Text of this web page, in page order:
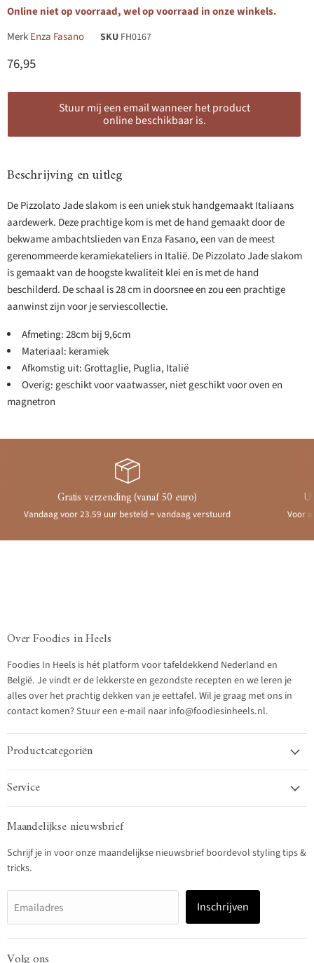
Online niet op voorraad, wel op voorraad in onze winkels.
MerkEnza Fasano SKU FH0167
Huidige prijs
76,95
Stuur mij een email wanneer het product
online beschikbaar is.
Beschrijving en uitleg
De Pizzolato Jade slakom is een uniek stuk handgemaakt Italiaans
aardewerk. Deze prachtige kom is met de hand gemaakt door de
bekwame ambachtslieden van Enza Fasano, een van de meest
gerenommeerde keramiekateliers in Italië. De Pizzolato Jade slakom
is gemaakt van de hoogste kwaliteit klei en is met de hand
beschilderd. De schaal is 28 cm in doorsnee en zou een prachtige
aanwinst zijn voor je serviescollectie.
Afmeting: 28cm bij 9,6cm
Materiaal: keramiek
Afkomstig uit: Grottaglie, Puglia, Italië
Overig: geschikt voor vaatwasser, niet geschikt voor oven en
magnetron
Gratis verzending (vanaf 50 euro)
Vandaag voor 23.59 uur besteld = vandaag verstuurd Voor
Over Foodies in Heels
Foodies In Heels is hét platform voor tafeldekkend Nederland en
België. Je vindt er de lekkerste en gezondste recepten en we leren je
alles over het prachtig dekken van je eettafel. Wil je graag met ons in
contact komen? Stuur een e-mail naar info@foodiesinheels.nl.
Productcategoriën
Service
Maandelijkse nieuwsbrief
Schrijf je in voor onze maandelijkse nieuwsbrief boordevol styling tips &
tricks.
Emailadres Inschrijven